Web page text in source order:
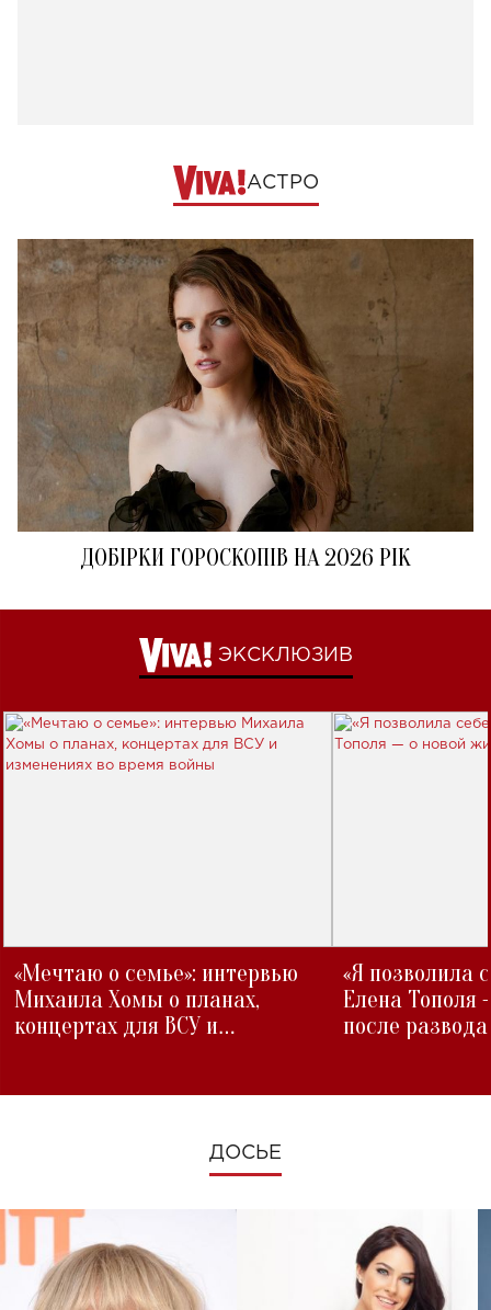
АСТРО
ДОБІРКИ ГОРОСКОПІВ НА 2026 РІК
ЭКСКЛЮЗИВ
«Мечтаю о семье»: интервью
Михаила Хомы о планах,
концертах для ВСУ и
«Я позволила
Елена Тополя
после развода
ДОСЬЕ